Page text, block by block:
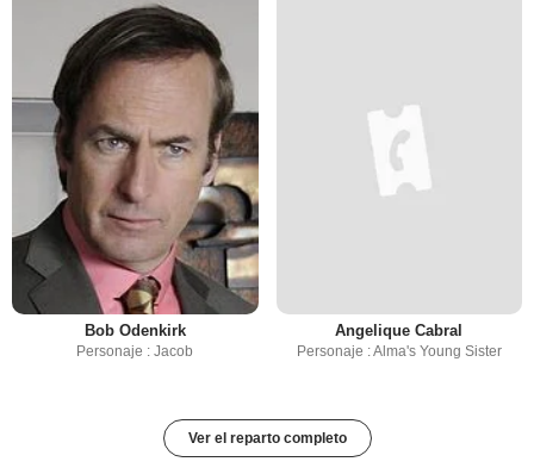
Bob Odenkirk
Personaje : Jacob
Angelique Cabral
Personaje : Alma's Young Sister
Ver el reparto completo